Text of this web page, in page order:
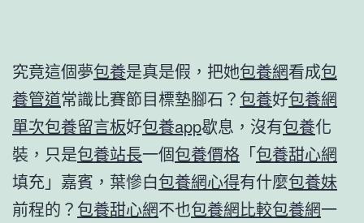
究竟這個夢包養是真是假，把她包養網看成包
養管道常識比賽節目標墊腳石？ 包養好包養網
單次包養留言板好包養app歇息，沒有包養化
裝，只是包養站長一個包養價格 「包養甜心網
填充」嘉賓，葉慘白包養網心得有什麼包養妹
前程的？ 包養甜心網不也包養網比較包養網一